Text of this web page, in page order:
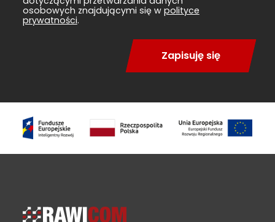
osobowych znajdującymi się w polityce
prywatności.
Zapisuję się